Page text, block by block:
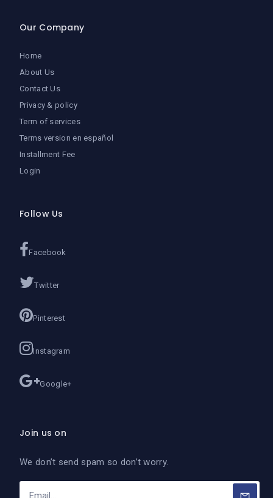
Our Company
Home
About Us
Contact Us
Privacy & policy
Term of services
Terms version en español
Installment Fee
Login
Follow Us
Facebook
Twitter
Pinterest
Instagram
Google+
Join us on
We don’t send spam so don’t worry.